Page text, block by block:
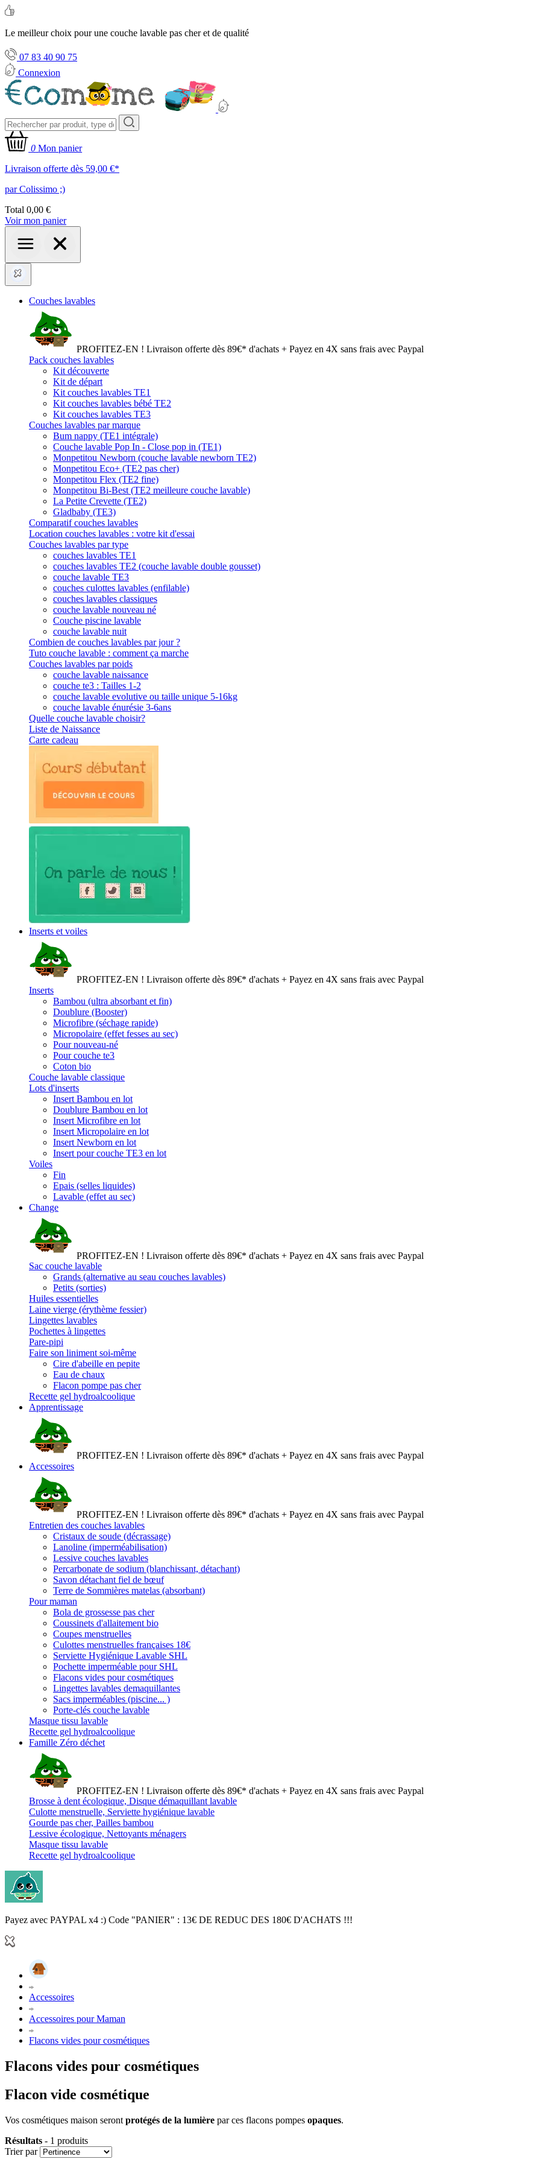
Le meilleur choix pour une couche lavable pas cher et de qualité
07 83 40 90 75
Connexion
0 Mon panier
Livraison offerte dès 59,00 €*
par Colissimo ;)
Total 0,00 €
Voir mon panier
Couches lavables
PROFITEZ-EN ! Livraison offerte dès 89€* d'achats + Payez en 4X sans frais avec Paypal
Pack couches lavables
Kit découverte
Kit de départ
Kit couches lavables TE1
Kit couches lavables bébé TE2
Kit couches lavables TE3
Couches lavables par marque
Bum nappy (TE1 intégrale)
Couche lavable Pop In - Close pop in (TE1)
Monpetitou Newborn (couche lavable newborn TE2)
Monpetitou Eco+ (TE2 pas cher)
Monpetitou Flex (TE2 fine)
Monpetitou Bi-Best (TE2 meilleure couche lavable)
La Petite Crevette (TE2)
Gladbaby (TE3)
Comparatif couches lavables
Location couches lavables : votre kit d'essai
Couches lavables par type
couches lavables TE1
couches lavables TE2 (couche lavable double gousset)
couche lavable TE3
couches culottes lavables (enfilable)
couches lavables classiques
couche lavable nouveau né
Couche piscine lavable
couche lavable nuit
Combien de couches lavables par jour ?
Tuto couche lavable : comment ça marche
Couches lavables par poids
couche lavable naissance
couche te3 : Tailles 1-2
couche lavable evolutive ou taille unique 5-16kg
couche lavable énurésie 3-6ans
Quelle couche lavable choisir?
Liste de Naissance
Carte cadeau
Inserts et voiles
PROFITEZ-EN ! Livraison offerte dès 89€* d'achats + Payez en 4X sans frais avec Paypal
Inserts
Bambou (ultra absorbant et fin)
Doublure (Booster)
Microfibre (séchage rapide)
Micropolaire (effet fesses au sec)
Pour nouveau-né
Pour couche te3
Coton bio
Couche lavable classique
Lots d'inserts
Insert Bambou en lot
Doublure Bambou en lot
Insert Microfibre en lot
Insert Micropolaire en lot
Insert Newborn en lot
Insert pour couche TE3 en lot
Voiles
Fin
Epais (selles liquides)
Lavable (effet au sec)
Change
PROFITEZ-EN ! Livraison offerte dès 89€* d'achats + Payez en 4X sans frais avec Paypal
Sac couche lavable
Grands (alternative au seau couches lavables)
Petits (sorties)
Huiles essentielles
Laine vierge (érythème fessier)
Lingettes lavables
Pochettes à lingettes
Pare-pipi
Faire son liniment soi-même
Cire d'abeille en pepite
Eau de chaux
Flacon pompe pas cher
Recette gel hydroalcoolique
Apprentissage
PROFITEZ-EN ! Livraison offerte dès 89€* d'achats + Payez en 4X sans frais avec Paypal
Accessoires
PROFITEZ-EN ! Livraison offerte dès 89€* d'achats + Payez en 4X sans frais avec Paypal
Entretien des couches lavables
Cristaux de soude (décrassage)
Lanoline (imperméabilisation)
Lessive couches lavables
Percarbonate de sodium (blanchissant, détachant)
Savon détachant fiel de bœuf
Terre de Sommières matelas (absorbant)
Pour maman
Bola de grossesse pas cher
Coussinets d'allaitement bio
Coupes menstruelles
Culottes menstruelles françaises 18€
Serviette Hygiénique Lavable SHL
Pochette imperméable pour SHL
Flacons vides pour cosmétiques
Lingettes lavables demaquillantes
Sacs imperméables (piscine... )
Porte-clés couche lavable
Masque tissu lavable
Recette gel hydroalcoolique
Famille Zéro déchet
PROFITEZ-EN ! Livraison offerte dès 89€* d'achats + Payez en 4X sans frais avec Paypal
Brosse à dent écologique, Disque démaquillant lavable
Culotte menstruelle, Serviette hygiénique lavable
Gourde pas cher, Pailles bambou
Lessive écologique, Nettoyants ménagers
Masque tissu lavable
Recette gel hydroalcoolique
Payez avec PAYPAL x4 :) Code "PANIER" : 13€ DE REDUC DES 180€ D'ACHATS !!!
Accessoires
Accessoires pour Maman
Flacons vides pour cosmétiques
Flacons vides pour cosmétiques
Flacon vide cosmétique
Vos cosmétiques maison seront protégés de la lumière par ces flacons pompes opaques.
Résultats - 1 produits
Trier par